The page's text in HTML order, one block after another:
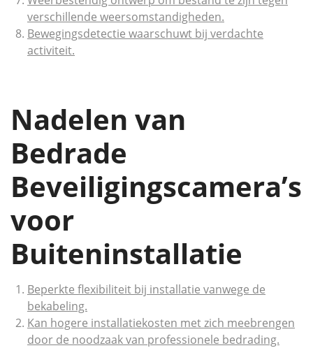
verschillende weersomstandigheden.
Bewegingsdetectie waarschuwt bij verdachte
activiteit.
Nadelen van
Bedrade
Beveiligingscamera’s
voor
Buiteninstallatie
Beperkte flexibiliteit bij installatie vanwege de
bekabeling.
Kan hogere installatiekosten met zich meebrengen
door de noodzaak van professionele bedrading.